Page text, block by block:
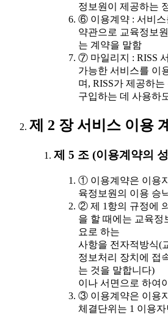
정보원이 제공하는
⑥ 이용계약 : 서비스
약관으로 교육정보
는 계약을 말함
⑦ 마일리지 : RISS
가능한 서비스를 이
며, RISS가 제공하
구입하는 데 사용하
제 2 장 서비스 이용
제 5 조 (이용계약의
① 이용계약은 이용
육정보원의 이용 승
② 제 1항의 규정에
을 할 때에는 교육정
요로 하는
사항을 전자적방식(
정보처리 장치에 접
는 것을 말합니다)
이나 서면으로 하여
③ 이용계약은 이용
체결단위는 1 이용